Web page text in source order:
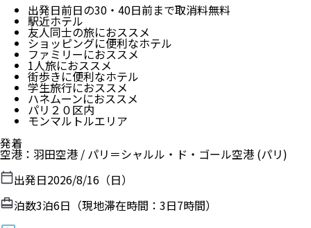
出発日前日の30・40日前まで取消料無料
駅近ホテル
友人同士の旅におススメ
ショッピングに便利なホテル
ファミリーにおススメ
1人旅におススメ
街歩きに便利なホテル
学生旅行におススメ
ハネムーンにおススメ
パリ２０区内
モンマルトルエリア
発着
空港 ： 羽田空港 / パリ＝シャルル・ド・ゴール空港 (パリ)
出発日2026/8/16（日）
泊数3泊6日（現地滞在時間： 3日7時間）